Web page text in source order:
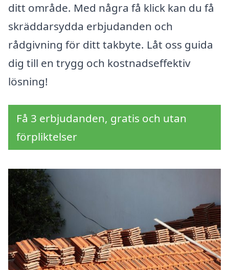
ditt område. Med några få klick kan du få
skräddarsydda erbjudanden och
rådgivning för ditt takbyte. Låt oss guida
dig till en trygg och kostnadseffektiv
lösning!
Få 3 erbjudanden, gratis och utan
förpliktelser